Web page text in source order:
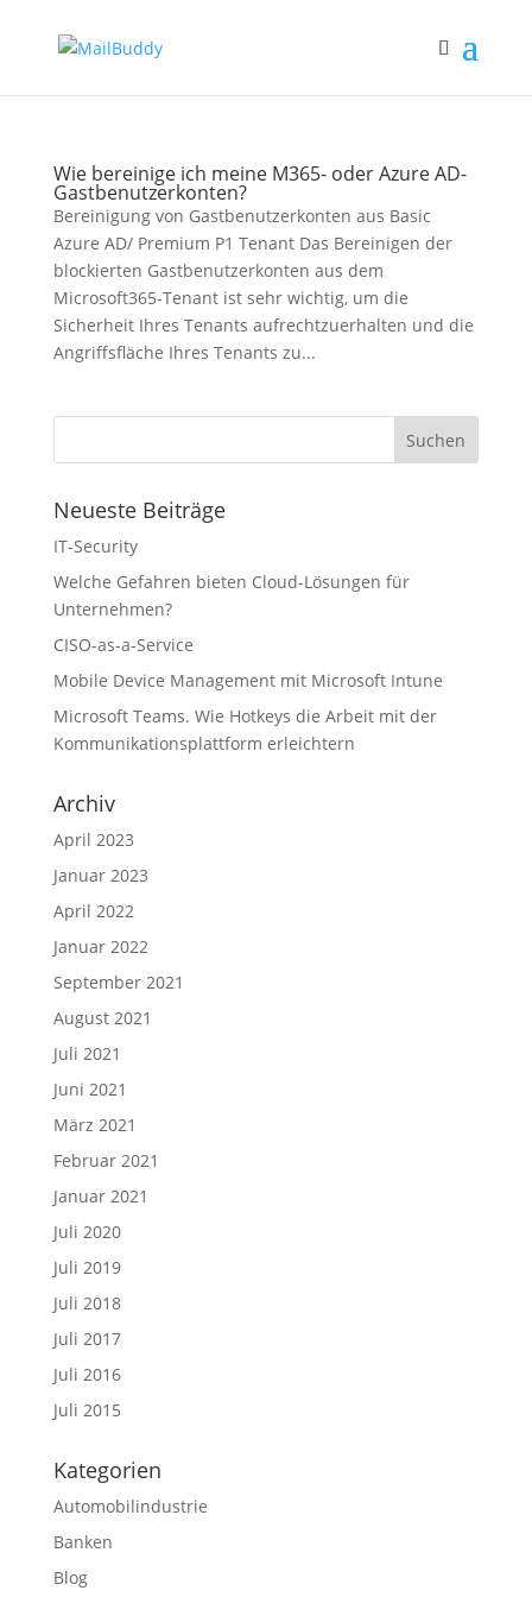
Wie bereinige ich meine M365- oder Azure AD-
Gastbenutzerkonten?
Bereinigung von Gastbenutzerkonten aus Basic
Azure AD/ Premium P1 Tenant Das Bereinigen der
blockierten Gastbenutzerkonten aus dem
Microsoft365-Tenant ist sehr wichtig, um die
Sicherheit Ihres Tenants aufrechtzuerhalten und die
Angriffsfläche Ihres Tenants zu...
Neueste Beiträge
IT-Security
Welche Gefahren bieten Cloud-Lösungen für
Unternehmen?
CISO-as-a-Service
Mobile Device Management mit Microsoft Intune
Microsoft Teams. Wie Hotkeys die Arbeit mit der
Kommunikationsplattform erleichtern
Archiv
April 2023
Januar 2023
April 2022
Januar 2022
September 2021
August 2021
Juli 2021
Juni 2021
März 2021
Februar 2021
Januar 2021
Juli 2020
Juli 2019
Juli 2018
Juli 2017
Juli 2016
Juli 2015
Kategorien
Automobilindustrie
Banken
Blog